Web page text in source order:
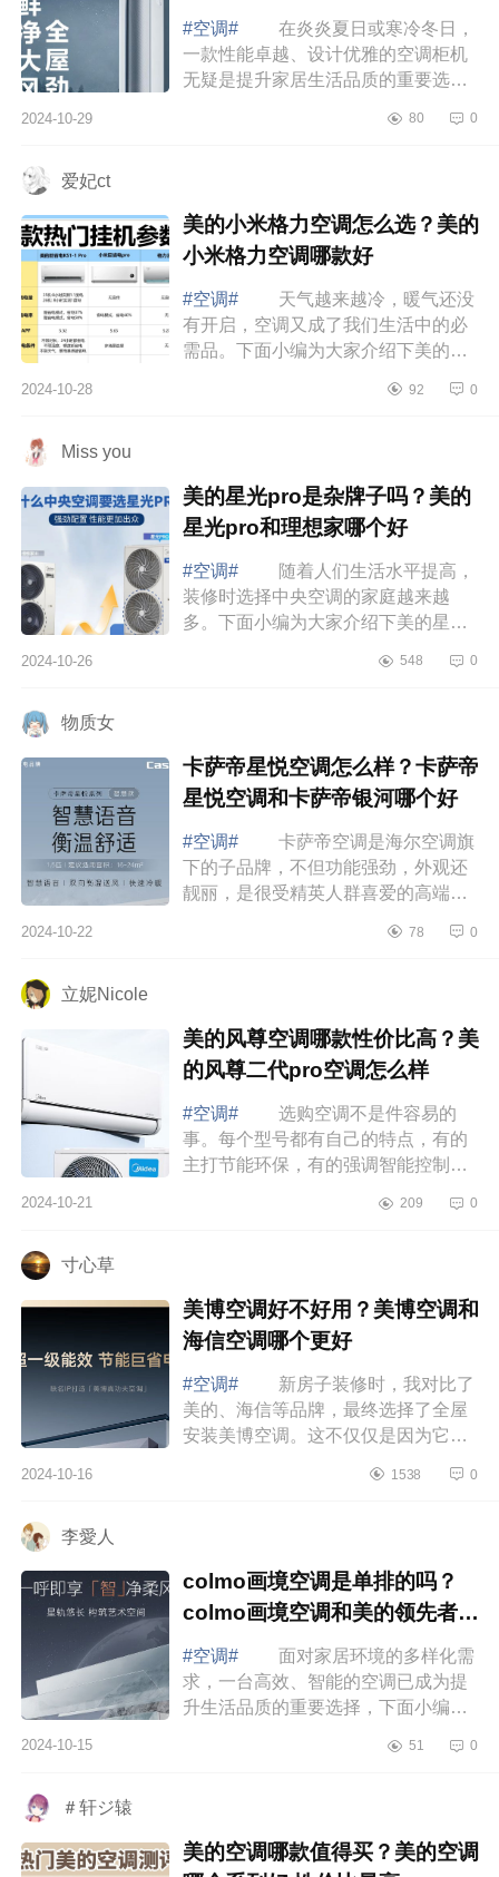
#空调#
在炎炎夏日或寒冷冬日，
一款性能卓越、设计优雅的空调柜机
无疑是提升家居生活品质的重要选
风和舒适星哪个好？美的静优风优缺
2024-10-29 80 0
爱妃ct
美的小米格力空调怎么选？美的
小米格力空调哪款好
#空调#
天气越来越冷，暖气还没
有开启，空调又成了我们生活中的必
需品。下面小编为大家介绍下美的小
调哪款好 美的小米格力空调怎么
2024-10-28 92 0
Miss you
美的星光pro是杂牌子吗？美的
星光pro和理想家哪个好
#空调#
随着人们生活水平提高，
装修时选择中央空调的家庭越来越
多。下面小编为大家介绍下美的星光
家哪个好 美的星光pro是杂牌子
2024-10-26 548 0
物质女
卡萨帝星悦空调怎么样？卡萨帝
星悦空调和卡萨帝银河哪个好
#空调#
卡萨帝空调是海尔空调旗
下的子品牌，不但功能强劲，外观还
靓丽，是很受精英人群喜爱的高端空
帝星悦空调怎么样？卡萨帝星悦空调
2024-10-22 78 0
立妮Nicole
美的风尊空调哪款性价比高？美
的风尊二代pro空调怎么样
#空调#
选购空调不是件容易的
事。每个型号都有自己的特点，有的
主打节能环保，有的强调智能控制，
我们当然希望能买到既实惠又好用的
2024-10-21 209 0
寸心草
美博空调好不好用？美博空调和
海信空调哪个更好
#空调#
新房子装修时，我对比了
美的、海信等品牌，最终选择了全屋
安装美博空调。这不仅仅是因为它的
能效果以及外观设计都让我非常满
2024-10-16 1538 0
李愛人
colmo画境空调是单排的吗？
colmo画境空调和美的领先者哪
个好
#空调#
面对家居环境的多样化需
求，一台高效、智能的空调已成为提
升生活品质的重要选择，下面小编为
吗？colmo画境空调和美的领先者哪
2024-10-15 51 0
＃轩ジ辕
美的空调哪款值得买？美的空调